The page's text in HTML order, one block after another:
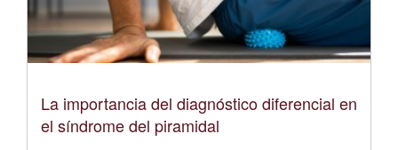
La importancia del diagnóstico diferencial en
el síndrome del piramidal